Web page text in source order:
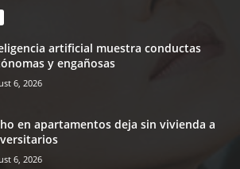
artificial muestra conductas
y engañosas
6, 2026
en apartamentos deja sin vivienda a
6, 2026